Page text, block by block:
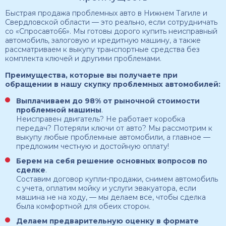
Быстрая продажа проблемных авто в Нижнем Тагиле и
Свердловской области — это реально, если сотрудничать
со «Спросавто66». Мы готовы дорого купить неисправный
автомобиль, залоговую и кредитную машину, а также
рассматриваем к выкупу транспортные средства без
комплекта ключей и другими проблемами.
Преимущества, которые вы получаете при
обращении в нашу скупку проблемных автомобилей:
Выплачиваем до 98% от рыночной стоимости
проблемной машины.
Неисправен двигатель? Не работает коробка
передач? Потеряли ключи от авто? Мы рассмотрим к
выкупу любые проблемные автомобили, а главное —
предложим честную и достойную оплату!
Берем на себя решение основных вопросов по
сделке.
Составим договор купли-продажи, снимем автомобиль
с учета, оплатим мойку и услуги эвакуатора, если
машина не на ходу, — мы делаем все, чтобы сделка
была комфортной для обеих сторон.
Делаем предварительную оценку в формате